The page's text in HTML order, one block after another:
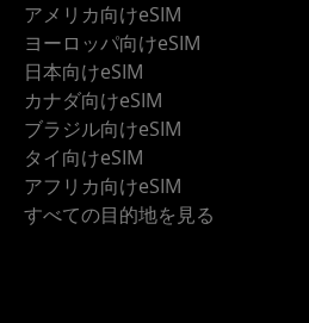
アメリカ向けeSIM
ヨーロッパ向けeSIM
日本向けeSIM
カナダ向けeSIM
ブラジル向けeSIM
タイ向けeSIM
アフリカ向けeSIM
すべての目的地を見る